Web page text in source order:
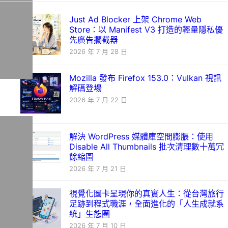
Just Ad Blocker 上架 Chrome Web
Store：以 Manifest V3 打造的輕量隱私優
先廣告攔截器
2026 年 7 月 28 日
Mozilla 發布 Firefox 153.0：Vulkan 視訊
解碼登場
2026 年 7 月 22 日
解決 WordPress 媒體庫空間膨脹：使用
Disable All Thumbnails 批次清理數十萬冗
餘縮圖
2026 年 7 月 21 日
視覺化圖卡呈現你的真實人生：從台灣旅行
足跡到程式職涯，全面進化的「人生成就系
統」生態圈
2026 年 7 月 10 日